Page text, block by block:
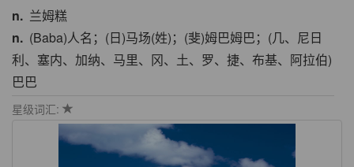
n. 兰姆糕
n. (Baba)人名；(日)马场(姓)；(斐)姆巴姆巴；(几、尼日
利、塞内、加纳、马里、冈、土、罗、捷、布基、阿拉伯)
巴巴
星级词汇: